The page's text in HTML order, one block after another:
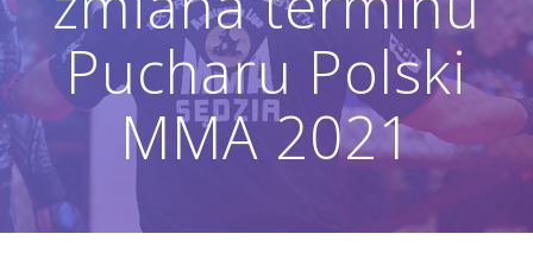
Pucharu Polski
MMA 2021